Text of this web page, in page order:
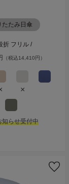
たたみ日傘
折 フリル /
（税込14,410円）
×
知らせ受付中